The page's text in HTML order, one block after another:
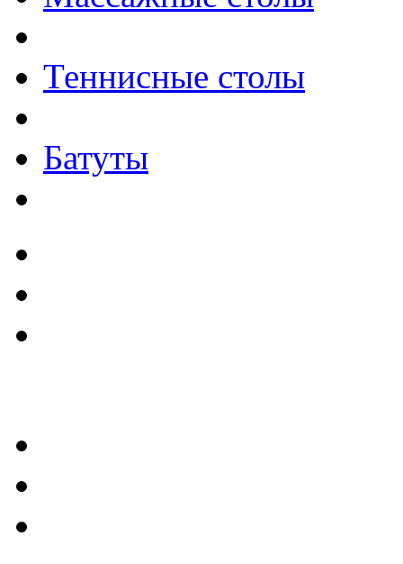
Теннисные столы
Батуты